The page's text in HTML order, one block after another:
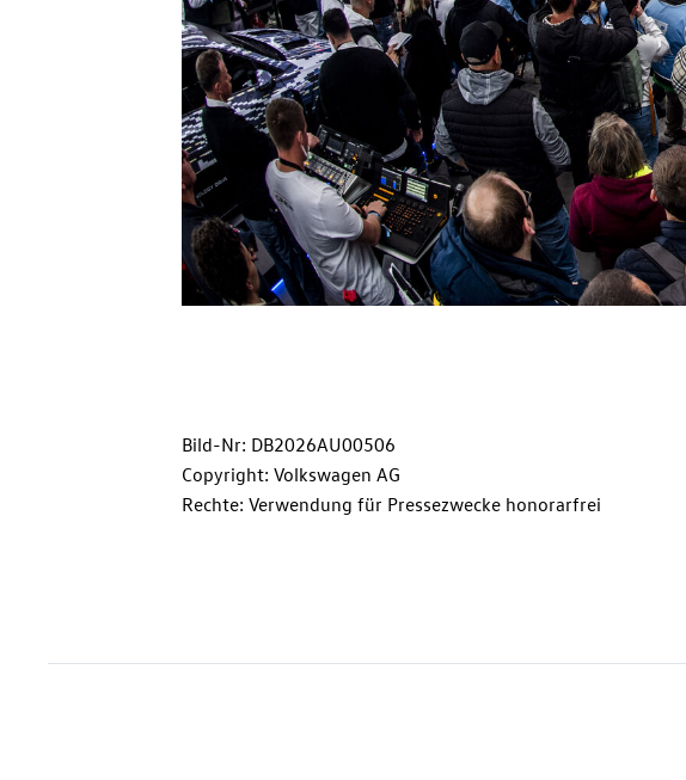
Bild-Nr: DB2026AU00506
Copyright: Volkswagen AG
Rechte: Verwendung für Pressezwecke honorarfrei